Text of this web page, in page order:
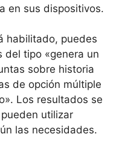
en sus dispositivos.
habilitado, puedes
del tipo «genera un
sobre historia
de opción múltiple
Los resultados se
utilizar
las necesidades.